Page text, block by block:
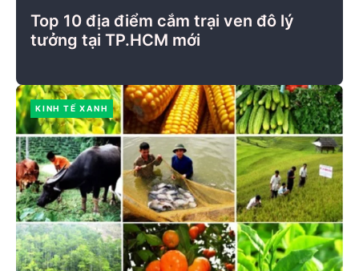
Top 10 địa điểm cắm trại ven đô lý
tưởng tại TP.HCM mới
KINH TẾ XANH